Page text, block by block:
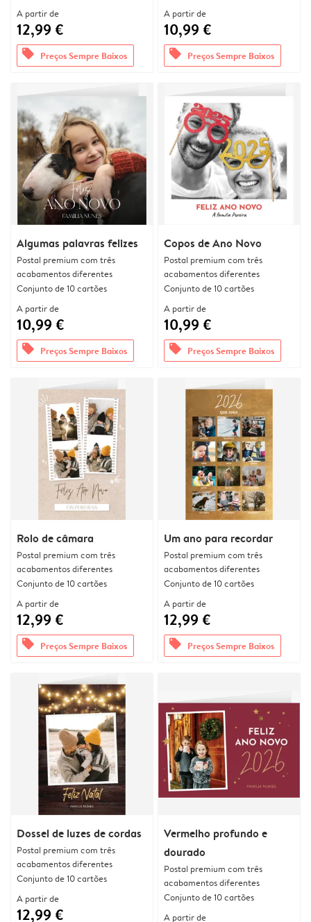
A partir de
12,99 €
offers Preços Sempre Baixos
A partir de
10,99 €
offers Preços Sempre Baixos
Algumas palavras felizes
Postal premium com três
acabamentos diferentes
Conjunto de 10 cartões
A partir de
10,99 €
offers Preços Sempre Baixos
Copos de Ano Novo
Postal premium com três
acabamentos diferentes
Conjunto de 10 cartões
A partir de
10,99 €
offers Preços Sempre Baixos
Rolo de câmara
Postal premium com três
acabamentos diferentes
Conjunto de 10 cartões
A partir de
12,99 €
offers Preços Sempre Baixos
Um ano para recordar
Postal premium com três
acabamentos diferentes
Conjunto de 10 cartões
A partir de
12,99 €
offers Preços Sempre Baixos
Dossel de luzes de cordas
Postal premium com três
acabamentos diferentes
Conjunto de 10 cartões
A partir de
12,99 €
Vermelho profundo e
dourado
Postal premium com três
acabamentos diferentes
Conjunto de 10 cartões
A partir de